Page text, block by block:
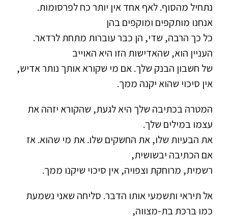
נתחיל מהסוף. לאף אחד אין יותר כח לפרסומות.
אנחנו מותקפים ומוקפים בהן
כל כך הרבה, שדי, הן כבר עוברות מתחת לרדאר.
העניין הוא, שהאדישות הזו היא האוייב
של חשבון הבנק שלך. אם מי שקורא אותך נותר אדיש,
אין סיכוי שהוא יקנה ממך.
המטרה בכתיבה שלך היא לגעת, שהקורא יזהה את
עצמו במילים שלך.
את הבעיות שלו, את החשקים שלו. את מי שהוא. אז
אם הכתיבה יבשושית,
רשמית, מרוחקת וצפויה, אין סיכוי שיקנו ממך.
אל תיראי ותשמעי אותו הדבר. סליחה שאני נשמעת
כמו ברכת בת-מצווה,